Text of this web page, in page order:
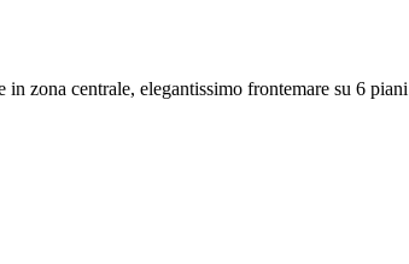
zona centrale, elegantissimo frontemare su 6